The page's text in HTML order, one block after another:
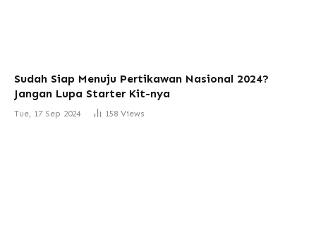
Sudah Siap Menuju Pertikawan Nasional 2024?
Jangan Lupa Starter Kit-nya
Tue, 17 Sep 2024 158 Views